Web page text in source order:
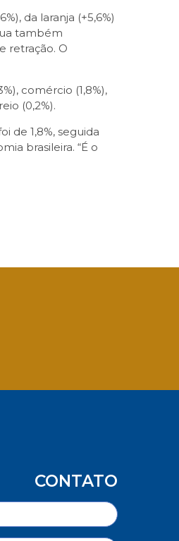
da laranja (+5,6%)
também
retração. O
comércio (1,8%),
(0,2%).
de 1,8%, seguida
brasileira. “É o
CONTATO